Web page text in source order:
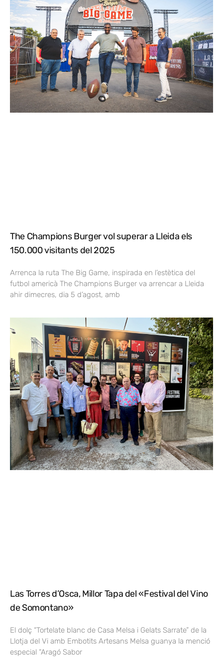
The Champions Burger vol superar a Lleida els
150.000 visitants del 2025
Arrenca la ruta The Big Game, inspirada en l’estètica del
futbol americà The Champions Burger va arrencar a Lleida
ahir dimecres, dia 5 d’agost, amb
Las Torres d’Osca, Millor Tapa del «Festival del Vino
de Somontano»
El dolç “Tortelate blanc de Casa Melsa i Gelats Sarrate” de la
Llotja del Vi amb Embotits Artesans Melsa guanya la menció
especial “Aragó Sabor